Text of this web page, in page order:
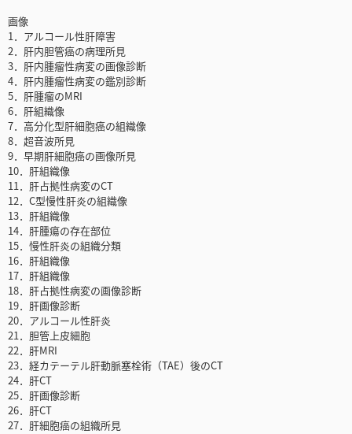
画像
1．アルコール性肝障害
2．肝内胆管癌の病理所見
3．肝内腫瘤性病変の画像診断
4．肝内腫瘤性病変の鑑別診断
5．肝腫瘤のMRI
6．肝組織像
7．高分化型肝細胞癌の組織像
8．超音波所見
9．早期肝細胞癌の画像所見
10．肝組織像
11．肝占拠性病変のCT
12．C型慢性肝炎の組織像
13．肝組織像
14．肝腫瘍の存在部位
15．慢性肝炎の組織分類
16．肝組織像
17．肝組織像
18．肝占拠性病変の画像診断
19．肝画像診断
20．アルコール性肝炎
21．胆管上皮細胞
22．肝MRI
23．経カテーテル肝動脈塞栓術（TAE）後のCT
24．肝CT
25．肝画像診断
26．肝CT
27．肝細胞癌の組織所見